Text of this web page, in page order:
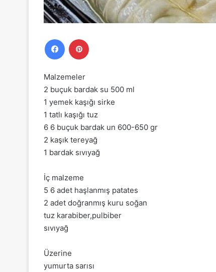
Facebook
Malzemeler
2 buçuk bardak su 500 ml
1 yemek kaşığı sirke
1 tatlı kaşığı tuz
6 6 buçuk bardak un 600-650 gr
2 kaşık tereyağ
1 bardak sıvıyağ
İç malzeme
5 6 adet haşlanmış patates
2 adet doğranmış kuru soğan
tuz karabiber,pulbiber
sıvıyağ
Üzerine
yumurta sarısı